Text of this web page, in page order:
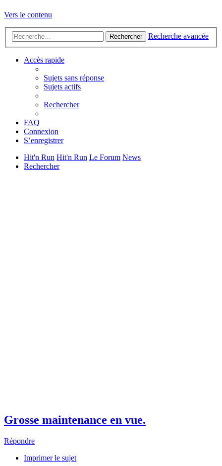
Vers le contenu
Rechercher Recherche avancée
Accès rapide
Sujets sans réponse
Sujets actifs
Rechercher
FAQ
Connexion
S’enregistrer
Hit'n Run Hit'n Run Le Forum News
Rechercher
Grosse maintenance en vue.
Répondre
Imprimer le sujet